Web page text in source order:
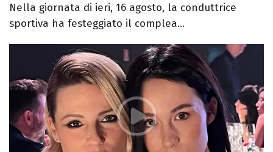
Nella giornata di ieri, 16 agosto, la conduttrice
sportiva ha festeggiato il complea...